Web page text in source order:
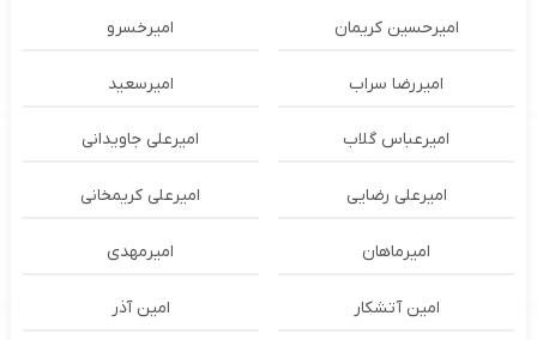
امیرحسین کریمان امیرخسرو
امیررضا سراب امیرسعید
امیرعباس گلاب امیرعلی جاویدانی
امیرعلی رضایی امیرعلی کریمخانی
امیرماهان امیرمهدی
امین آتشکار امین آذر